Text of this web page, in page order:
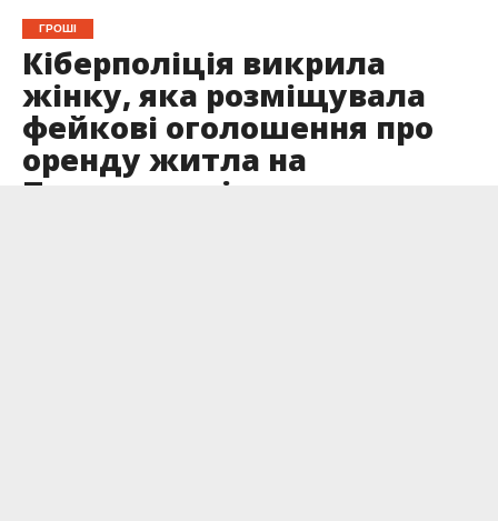
ГРОШІ
Кіберполіція викрила
жінку, яка розміщувала
фейкові оголошення про
оренду житла на
Прикарпатті